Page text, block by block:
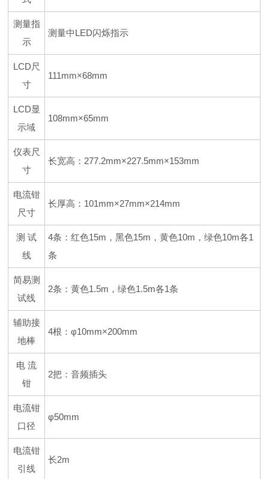
测量指
示
测量中LED闪烁指示
LCD尺
寸
111mm×68mm
LCD显
示域
108mm×65mm
仪表尺
寸
长宽高：277.2mm×227.5mm×153mm
电流钳
尺寸
长厚高：101mm×27mm×214mm
测 试
线
4条：红色15m，黑色15m，黄色10m，绿色10m各1
条
简易测
试线
2条：黄色1.5m，绿色1.5m各1条
辅助接
地棒
4根：φ10mm×200mm
电 流
钳
2把：音频插头
电流钳
口径
φ50mm
电流钳
引线
长2m